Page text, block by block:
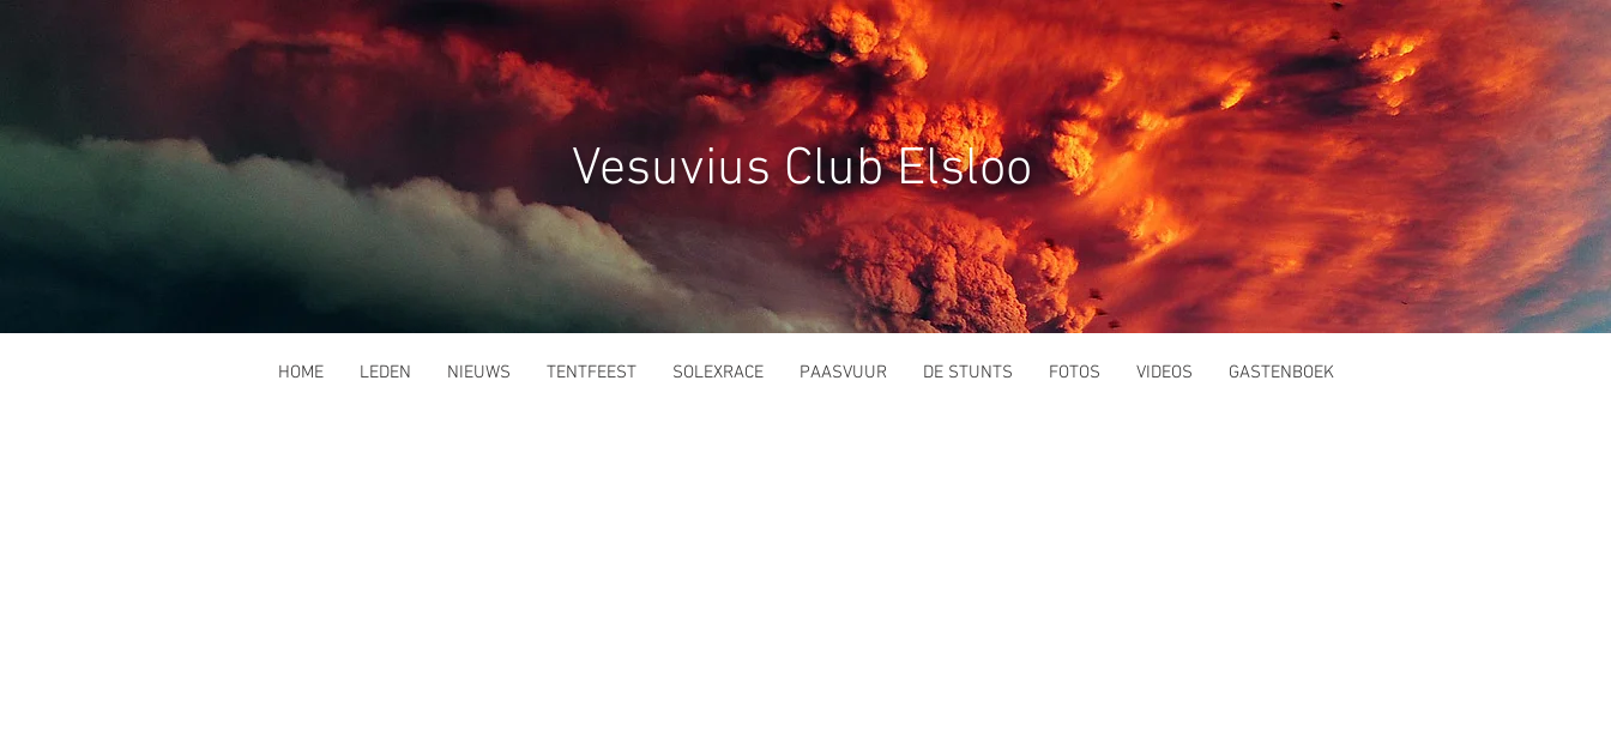
Vesuvius Club Elsloo
HOME LEDEN NIEUWS TENTFEEST SOLEXRACE PAASVUUR DE STUNTS FOTOS VIDEOS GASTENBOEK